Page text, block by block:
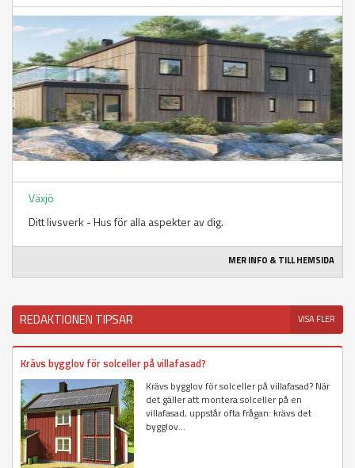
Växjö
Ditt livsverk - Hus för alla aspekter av dig.
MER INFO & TILL HEMSIDA
REDAKTIONEN TIPSAR VISA FLER
Krävs bygglov för solceller på villafasad?
Krävs bygglov för solceller på villafasad? När
det gäller att montera solceller på en
villafasad, uppstår ofta frågan: krävs det
bygglov...